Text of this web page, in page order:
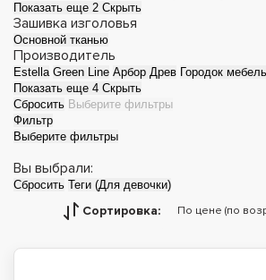
Показать еще 2 Скрыть
Зашивка изголовья
Основной тканью
Производитель
Estella Green Line Арбор Древ Городок мебель
Показать еще 4 Скрыть
Сбросить Выберите фильтры
Фильтр
Выберите фильтры
Вы выбрали:
Сбросить Теги (Для девочки)
Сортировка: По цене (по